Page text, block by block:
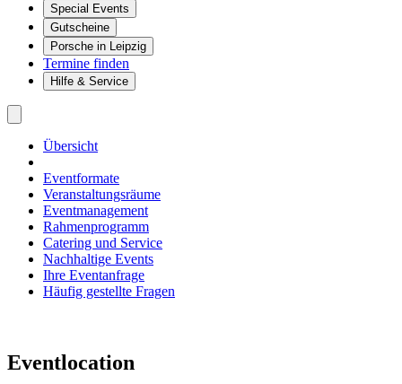
Special Events
Gutscheine
Porsche in Leipzig
Termine finden
Hilfe & Service
Übersicht
Eventformate
Veranstaltungsräume
Eventmanagement
Rahmenprogramm
Catering und Service
Nachhaltige Events
Ihre Eventanfrage
Häufig gestellte Fragen
Eventlocation